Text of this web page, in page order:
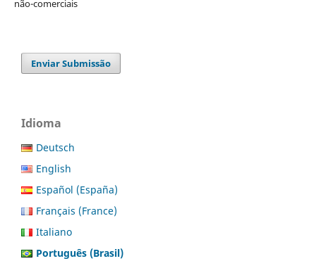
não-comerciais
Enviar Submissão
Idioma
Deutsch
English
Español (España)
Français (France)
Italiano
Português (Brasil)